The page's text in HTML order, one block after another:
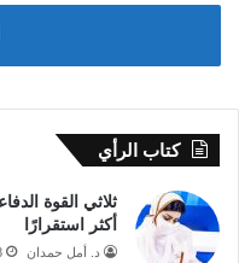
كتاب الرأي
ثلاثي القوة
أكثر استقرارًا
د. أمل حمدان